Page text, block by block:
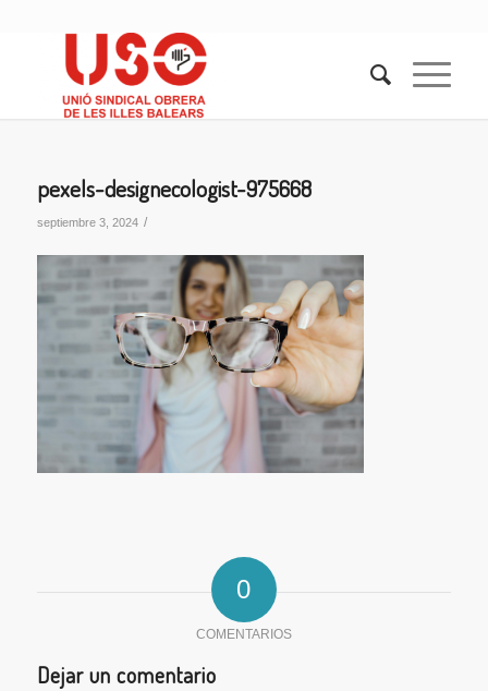
pexels-designecologist-975668
septiembre 3, 2024 /
0
COMENTARIOS
Dejar un comentario